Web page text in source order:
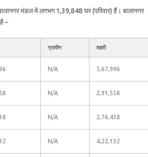
मंडल में लगभग 1,39,848 घर (परिवार) हैं। बालानगर
–
ग्रामीण शहरी
N/A 5,67,996
N/A 2,91,558
N/A 2,76,438
N/A 4,22,132